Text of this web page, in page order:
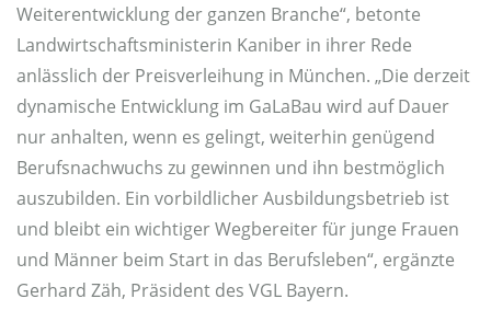
Weiterentwicklung der ganzen Branche“, betonte
Landwirtschaftsministerin Kaniber in ihrer Rede
anlässlich der Preisverleihung in München. „Die derzeit
dynamische Entwicklung im GaLaBau wird auf Dauer
nur anhalten, wenn es gelingt, weiterhin genügend
Berufsnachwuchs zu gewinnen und ihn bestmöglich
auszubilden. Ein vorbildlicher Ausbildungsbetrieb ist
und bleibt ein wichtiger Wegbereiter für junge Frauen
und Männer beim Start in das Berufsleben“, ergänzte
Gerhard Zäh, Präsident des VGL Bayern.